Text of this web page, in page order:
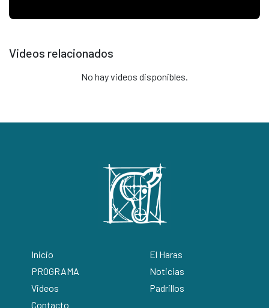
Videos relacionados
No hay videos disponibles.
Inicio
El Haras
PROGRAMA
Noticias
Videos
Padrillos
Contacto